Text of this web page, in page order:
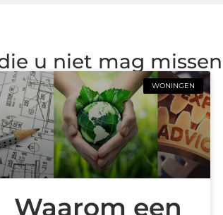
u niet mag missen
WONINGEN
Waarom een